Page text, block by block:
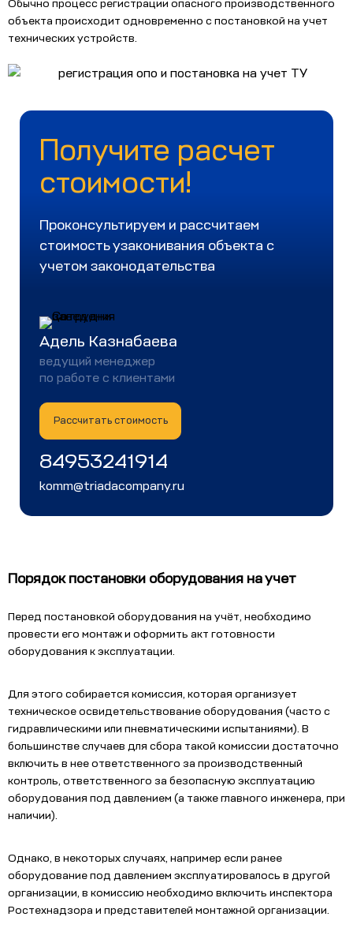
Обычно процесс регистрации опасного производственного
объекта происходит одновременно с постановкой на учет
технических устройств.
Получите расчет
стоимости!
Проконсультируем и рассчитаем
стоимость узаконивания объекта с
учетом законодательства
Адель Казнабаева
ведущий менеджер
по работе с клиентами
Рассчитать стоимость
84953241914
komm@triadacompany.ru
Порядок постановки оборудования на учет
Перед постановкой оборудования на учёт, необходимо
провести его монтаж и оформить акт готовности
оборудования к эксплуатации.
Для этого собирается комиссия, которая организует
техническое освидетельствование оборудования (часто с
гидравлическими или пневматическими испытаниями). В
большинстве случаев для сбора такой комиссии достаточно
включить в нее ответственного за производственный
контроль, ответственного за безопасную эксплуатацию
оборудования под давлением (а также главного инженера, при
наличии).
Однако, в некоторых случаях, например если ранее
оборудование под давлением эксплуатировалось в другой
организации, в комиссию необходимо включить инспектора
Ростехнадзора и представителей монтажной организации.